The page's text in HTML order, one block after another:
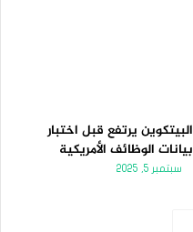
البيتكوين يرتفع قبل اختبار
بيانات الوظائف الأمريكية
سبتمبر 5, 2025